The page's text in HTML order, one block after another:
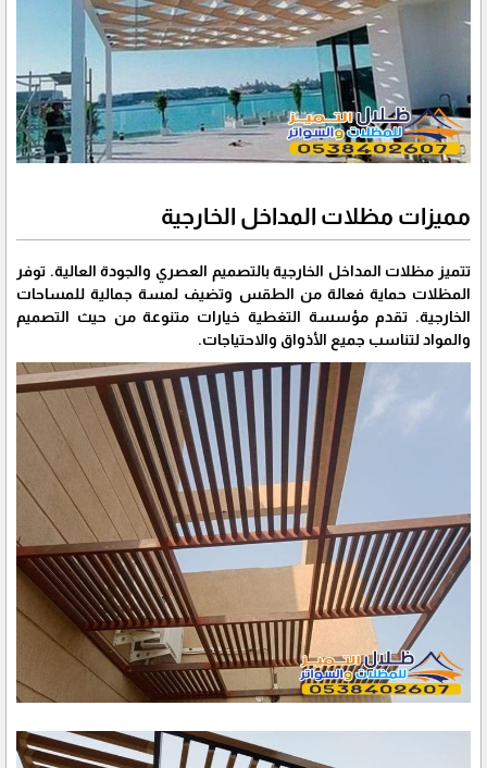
مميزات مظلات المداخل الخارجية
تتميز مظلات المداخل الخارجية بالتصميم العصري والجودة العالية. توفر
المظلات حماية فعالة من الطقس وتضيف لمسة جمالية للمساحات
الخارجية. تقدم مؤسسة التغطية خيارات متنوعة من حيث التصميم
والمواد لتناسب جميع الأذواق والاحتياجات.